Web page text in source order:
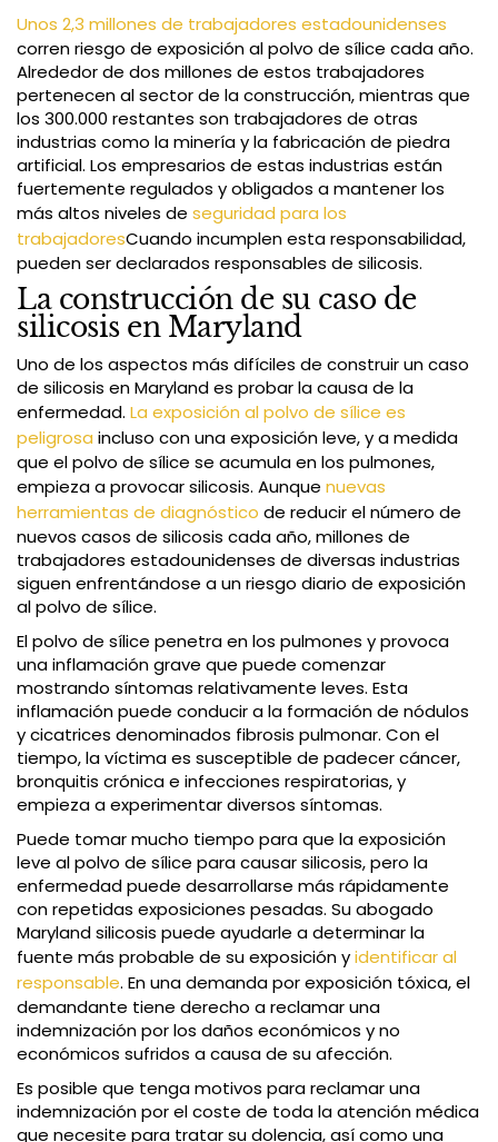
Unos 2,3 millones de trabajadores estadounidenses
corren riesgo de exposición al polvo de sílice cada año.
Alrededor de dos millones de estos trabajadores
pertenecen al sector de la construcción, mientras que
los 300.000 restantes son trabajadores de otras
industrias como la minería y la fabricación de piedra
artificial. Los empresarios de estas industrias están
fuertemente regulados y obligados a mantener los
más altos niveles de seguridad para los
trabajadoresCuando incumplen esta responsabilidad,
pueden ser declarados responsables de silicosis.
La construcción de su caso de
silicosis en Maryland
Uno de los aspectos más difíciles de construir un caso
de silicosis en Maryland es probar la causa de la
enfermedad. La exposición al polvo de sílice es
peligrosa incluso con una exposición leve, y a medida
que el polvo de sílice se acumula en los pulmones,
empieza a provocar silicosis. Aunque nuevas
herramientas de diagnóstico de reducir el número de
nuevos casos de silicosis cada año, millones de
trabajadores estadounidenses de diversas industrias
siguen enfrentándose a un riesgo diario de exposición
al polvo de sílice.
El polvo de sílice penetra en los pulmones y provoca
una inflamación grave que puede comenzar
mostrando síntomas relativamente leves. Esta
inflamación puede conducir a la formación de nódulos
y cicatrices denominados fibrosis pulmonar. Con el
tiempo, la víctima es susceptible de padecer cáncer,
bronquitis crónica e infecciones respiratorias, y
empieza a experimentar diversos síntomas.
Puede tomar mucho tiempo para que la exposición
leve al polvo de sílice para causar silicosis, pero la
enfermedad puede desarrollarse más rápidamente
con repetidas exposiciones pesadas. Su abogado
Maryland silicosis puede ayudarle a determinar la
fuente más probable de su exposición yidentificar al
responsable. En una demanda por exposición tóxica, el
demandante tiene derecho a reclamar una
indemnización por los daños económicos y no
económicos sufridos a causa de su afección.
Es posible que tenga motivos para reclamar una
indemnización por el coste de toda la atención médica
que necesite para tratar su dolencia, así como una